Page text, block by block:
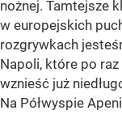
nożnej. Tamtejsze
w europejskich
rozgrywkach
Napoli, które po
wznieść już
Na Półwyspie